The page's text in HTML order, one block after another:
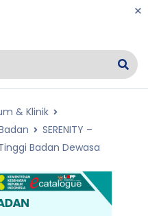
& Klinik
SERENITY –
Badan Dewasa